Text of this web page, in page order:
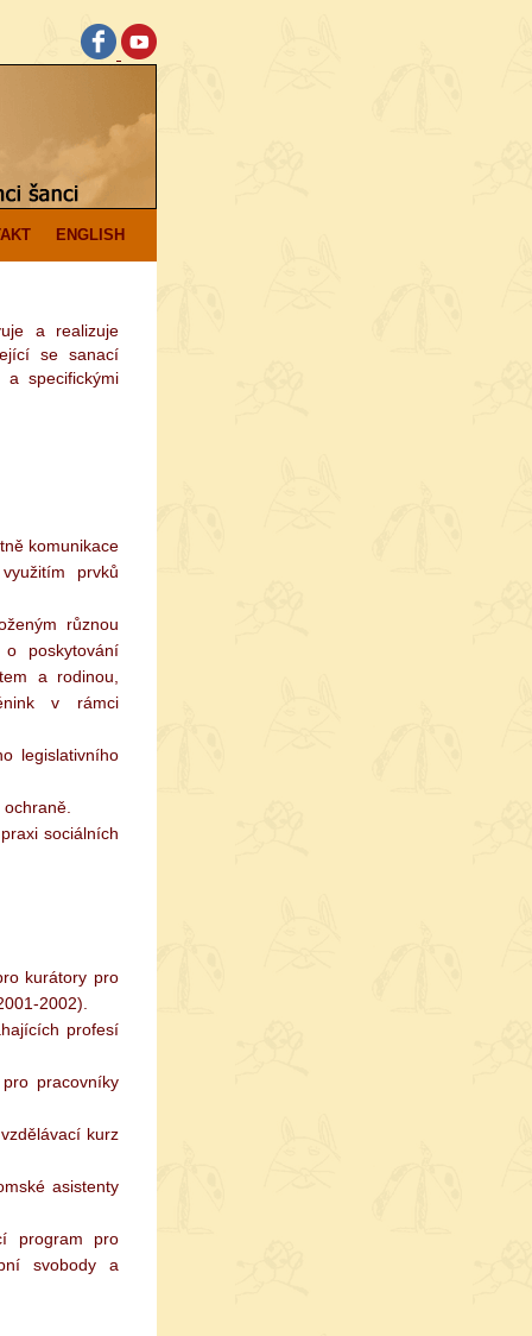
ENGLISH
a realizuje
se sanací
specifickými
komunikace
prvků
různou
poskytování
a rodinou,
v rámci
legislativního
sociálních
kurátory pro
2002).
profesí
pracovníky
kurz
asistenty
program pro
svobody a